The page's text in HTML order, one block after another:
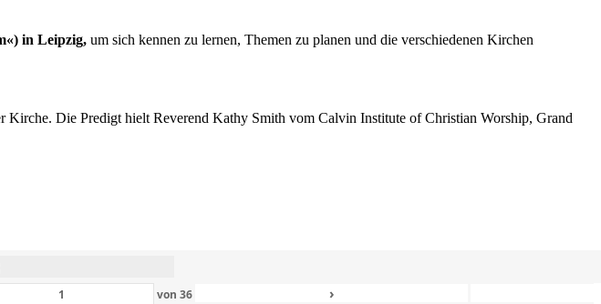
in Leipzig, um sich kennen zu lernen, Themen zu planen und die verschiedenen Kirchen
Kirche. Die Predigt hielt Reverend Kathy Smith vom Calvin Institute of Christian Worship, Grand
von36 ›